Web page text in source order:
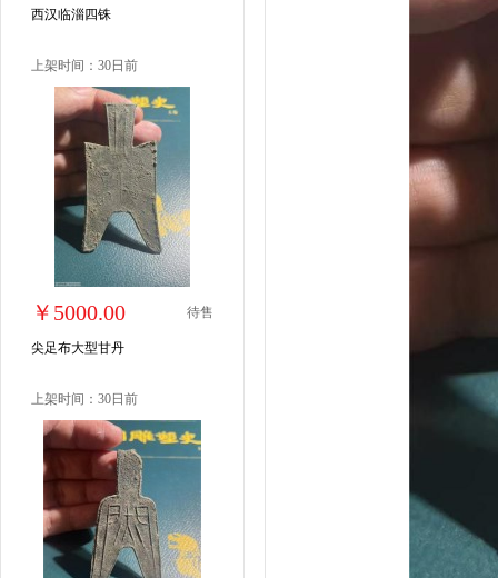
西汉临淄四铢
上架时间：30日前
￥5000.00 待售
尖足布大型甘丹
上架时间：30日前